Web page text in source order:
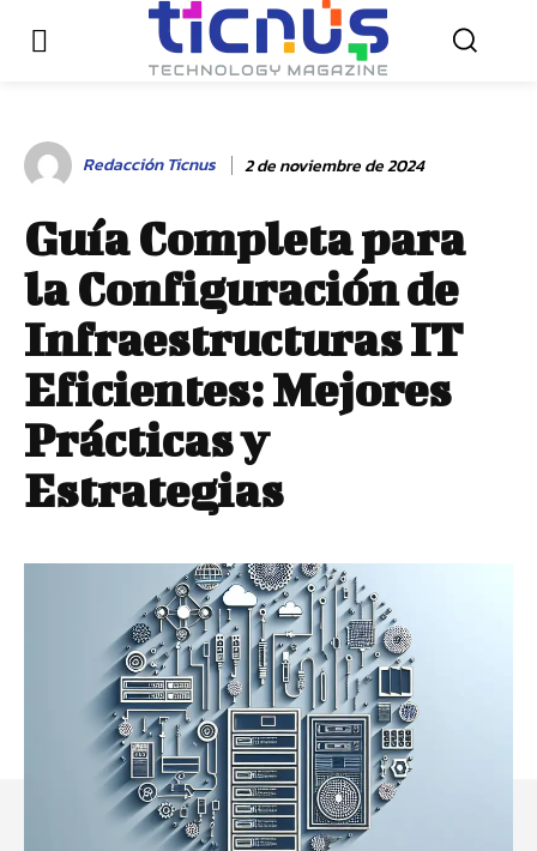
Redacción Ticnus 2 de noviembre de 2024
Guía Completa para
la Configuración de
Infraestructuras IT
Eficientes: Mejores
Prácticas y
Estrategias